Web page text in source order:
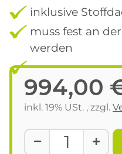
inklusive
muss fest an
werden
994,00
inkl. 19% USt. , zzgl.